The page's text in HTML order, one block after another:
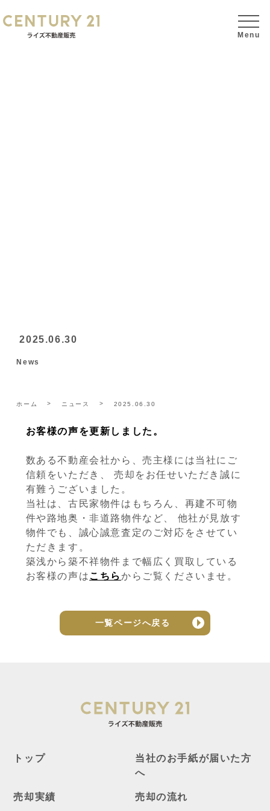
2025.06.30
News
ホーム ニュース 2025.06.30
お客様の声を更新しました。
数ある不動産会社から、売主様には当社にご
信頼をいただき、 売却をお任せいただき誠に
有難うございました。
当社は、古民家物件はもちろん、再建不可物
件や路地奥・非道路物件など、 他社が見放す
物件でも、誠心誠意査定のご対応をさせてい
ただきます。
築浅から築不祥物件まで幅広く買取している
お客様の声はこちら からご覧くださいませ。
一覧ページへ戻る
トップ
当社のお手紙が届いた方
へ
売却実績 売却の流れ